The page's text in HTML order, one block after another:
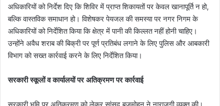
अधिकारियों को निर्देश दिए कि शिविर में प्राप्त शिकायतों पर केवल खानापूर्ति न हो,
बल्कि वास्तविक समाधान हो। विशेषकर पेयजल की समस्या पर नगर निगम के
अधिकारियों को निर्देशित किया कि क्षेत्र में पानी की किल्लत नहीं होनी चाहिए।
उन्होंने अवैध शराब की बिक्री पर पूर्ण प्रतिबंध लगाने के लिए पुलिस और आबकारी
विभाग को सख्त कार्रवाई करने के लिए निर्देशित किया।
सरकारी स्कूलों व कार्यालयों पर अतिक्रमण पर कार्रवाई